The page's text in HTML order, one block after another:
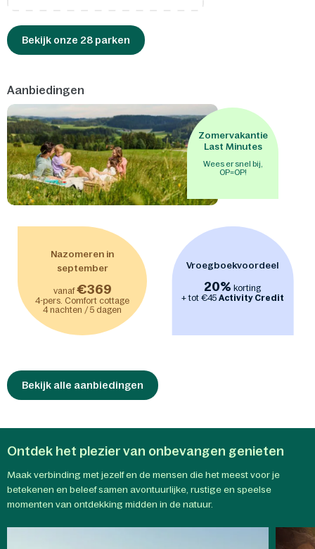
Bekijk onze 28 parken
Aanbiedingen
Zomervakantie
Last Minutes
Wees er snel bij,
OP=OP!
Nazomeren in
september
vanaf€369
4-pers. Comfort cottage
4 nachten / 5 dagen
Vroegboekvoordeel
20% korting
+ tot €45 Activity Credit
Bekijk alle aanbiedingen
Ontdek het plezier van onbevangen genieten
Maak verbinding met jezelf en de mensen die het meest voor je
betekenen en beleef samen avontuurlijke, rustige en speelse
momenten van ontdekking midden in de natuur.